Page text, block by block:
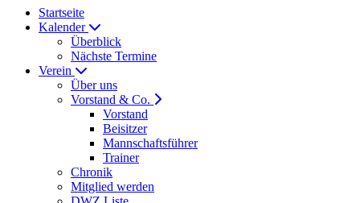
Startseite
Kalender
Überblick
Nächste Termine
Verein
Über uns
Vorstand & Co.
Vorstand
Beisitzer
Mannschaftsführer
Trainer
Chronik
Mitglied werden